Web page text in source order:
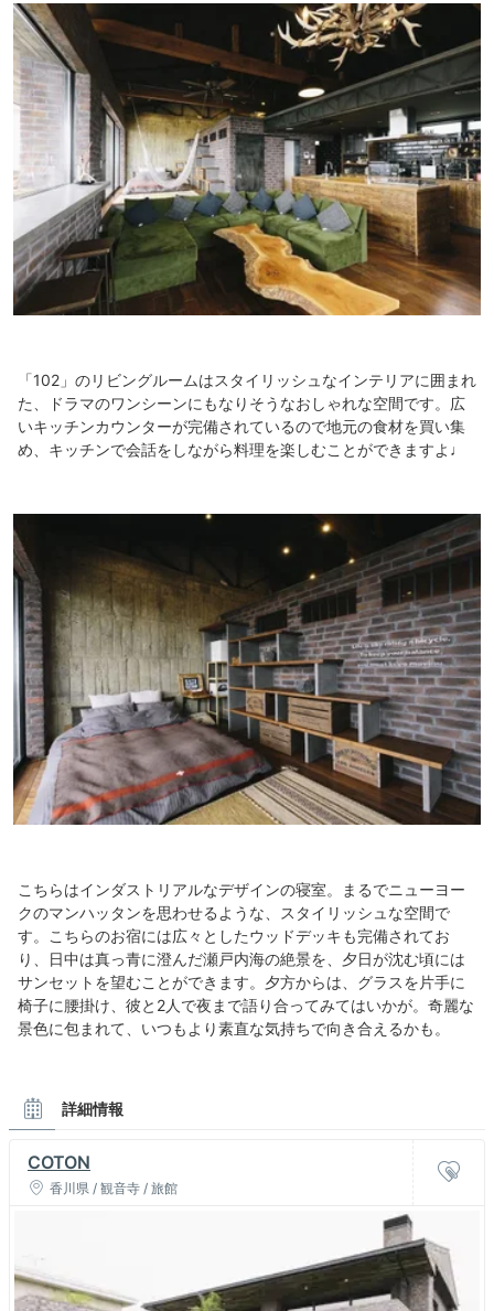
「102」のリビングルームはスタイリッシュなインテリアに囲まれ
た、ドラマのワンシーンにもなりそうなおしゃれな空間です。広
いキッチンカウンターが完備されているので地元の食材を買い集
め、キッチンで会話をしながら料理を楽しむことができますよ♩
こちらはインダストリアルなデザインの寝室。まるでニューヨー
クのマンハッタンを思わせるような、スタイリッシュな空間で
す。こちらのお宿には広々としたウッドデッキも完備されてお
り、日中は真っ青に澄んだ瀬戸内海の絶景を、夕日が沈む頃には
サンセットを望むことができます。夕方からは、グラスを片手に
椅子に腰掛け、彼と2人で夜まで語り合ってみてはいかが。奇麗な
景色に包まれて、いつもより素直な気持ちで向き合えるかも。
詳細情報
COTON
香川県 / 観音寺 / 旅館